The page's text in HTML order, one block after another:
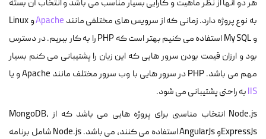
هر دو آنها از نظر ماهیت و کارایی بسیار مناسب می باشد و انتخاب آن بسته
به نوع پروژه دارد. زمانی که از سرویس های مختلفی مانند Apache و Linux
و My SQL استفاده می کنیم بهتر است که PHP را به کار ببریم. در دسترس
بود و ارزان قیمت بودن سرور هایی که این زبان را پشتیبانی می کنم بسیار
مهم می باشد. PHP در سرور هایی با وب سرور مختلف مانند Apache و یا
IISبه راحتی پشتیبانی می شود.
Node.js انتخاب مناسبی برای پروژه هایی می باشد که از MongoDB،
ExpressJsو AngularJs استفاده می کنند، می باشد. Node.js شامل برنامه